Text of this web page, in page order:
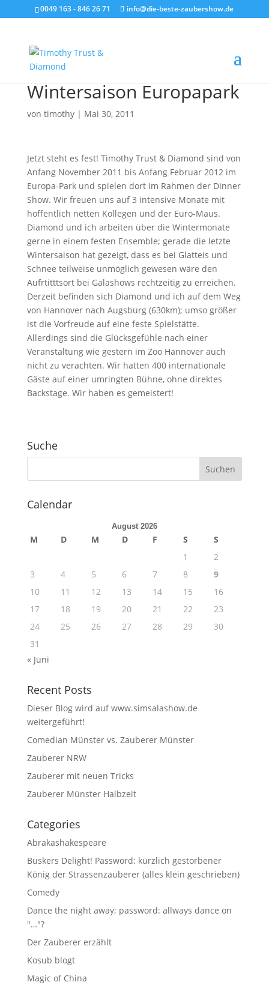
0049 163 - 846 26 71 info@die-beste-zaubershow.de
Wintersaison Europapark
von timothy| Mai 30, 2011
Jetzt steht es fest! Timothy Trust & Diamond sind von
Anfang November 2011 bis Anfang Februar 2012 im
Europa-Park und spielen dort im Rahmen der Dinner
Show. Wir freuen uns auf 3 intensive Monate mit
hoffentlich netten Kollegen und der Euro-Maus.
Diamond und ich arbeiten über die Wintermonate
gerne in einem festen Ensemble; gerade die letzte
Wintersaison hat gezeigt, dass es bei Glatteis und
Schnee teilweise unmöglich gewesen wäre den
Aufrtitttsort bei Galashows rechtzeitig zu erreichen.
Derzeit befinden sich Diamond und ich auf dem Weg
von Hannover nach Augsburg (630km); umso größer
ist die Vorfreude auf eine feste Spielstätte.
Allerdings sind die Glücksgefühle nach einer
Veranstaltung wie gestern im Zoo Hannover auch
nicht zu verachten. Wir hatten 400 internationale
Gäste auf einer umringten Bühne, ohne direktes
Backstage. Wir haben es gemeistert!
Suche
Calendar
August 2026
M D M D F S
S
1
2
3
4 5 6 7 8
9
10
11 12 13 14 15
16
17
18 19 20 21 22
23
24
25 26 27 28 29
30
31
« Juni
Recent Posts
Dieser Blog wird auf www.simsalashow.de
weitergeführt!
Comedian Münster vs. Zauberer Münster
Zauberer NRW
Zauberer mit neuen Tricks
Zauberer Münster Halbzeit
Categories
Abrakashakespeare
Buskers Delight! Password: kürzlich gestorbener
König der Strassenzauberer (alles klein geschrieben)
Comedy
Dance the night away; password: allways dance on
"…"?
Der Zauberer erzählt
Kosub blogt
Magic of China